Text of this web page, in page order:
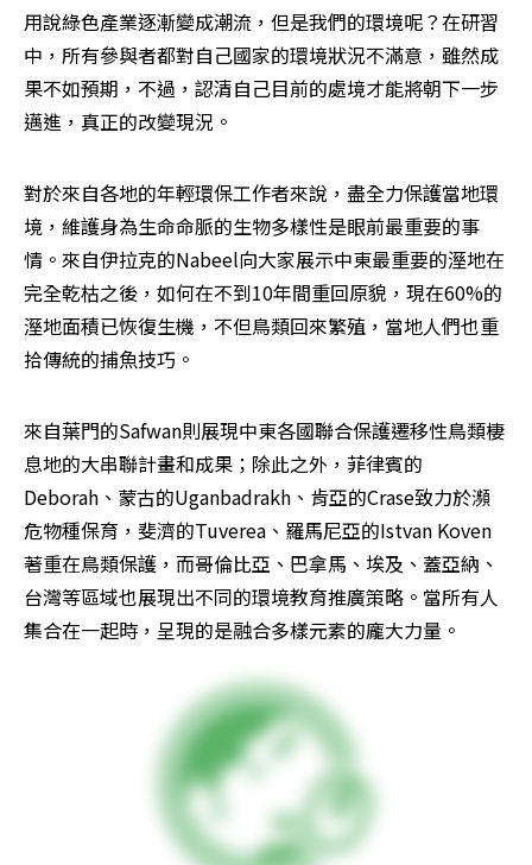
用說綠色產業逐漸變成潮流，但是我們的環境呢？在研習
中，所有參與者都對自己國家的環境狀況不滿意，雖然成
果不如預期，不過，認清自己目前的處境才能將朝下一步
邁進，真正的改變現況。
對於來自各地的年輕環保工作者來說，盡全力保護當地環
境，維護身為生命命脈的生物多樣性是眼前最重要的事
情。來自伊拉克的Nabeel向大家展示中東最重要的溼地在
完全乾枯之後，如何在不到10年間重回原貌，現在60%的
溼地面積已恢復生機，不但鳥類回來繁殖，當地人們也重
拾傳統的捕魚技巧。
來自葉門的Safwan則展現中東各國聯合保護遷移性鳥類棲
息地的大串聯計畫和成果；除此之外，菲律賓的
Deborah、蒙古的Uganbadrakh、肯亞的Crase致力於瀕
危物種保育，斐濟的Tuverea、羅馬尼亞的Istvan Koven
著重在鳥類保護，而哥倫比亞、巴拿馬、埃及、蓋亞納、
台灣等區域也展現出不同的環境教育推廣策略。當所有人
集合在一起時，呈現的是融合多樣元素的龐大力量。